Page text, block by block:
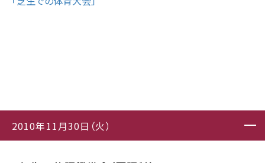
2010年11月30日（火）